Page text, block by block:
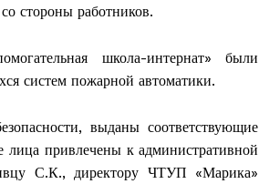
стороны работников.
школа-интернат» были
систем пожарной автоматики.
выданы соответствующие
привлечены к административной
С.К., директору ЧТУП «Марика»